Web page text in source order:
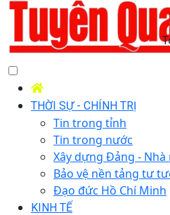
THỜI SỰ - CHÍNH TRỊ
Tin trong tỉnh
Tin trong nước
Xây dựng Đảng - Nhà
Bảo vệ nền tảng tư
Đạo đức Hồ Chí Minh
KINH TẾ